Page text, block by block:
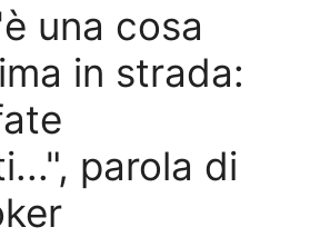
una cosa
in strada:
parola di